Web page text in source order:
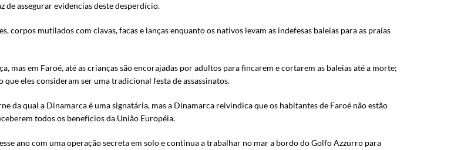
de assegurar evidencias deste desperdício.
corpos mutilados com clavas, facas e lanças enquanto os nativos levam as indefesas baleias para as praias
mas em Faroé, até as crianças são encorajadas por adultos para fincarem e cortarem as baleias até a morte;
que eles consideram ser uma tradicional festa de assassinatos.
da qual a Dinamarca é uma signatária, mas a Dinamarca reivindica que os habitantes de Faroé não estão
todos os benefícios da União Européia.
ano com uma operação secreta em solo e continua a trabalhar no mar a bordo do Golfo Azzurro para